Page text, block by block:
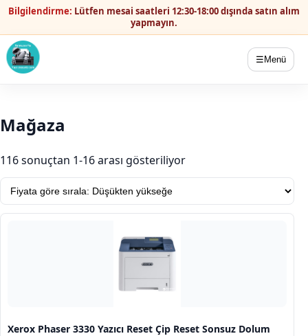
Bilgilendirme: Lütfen mesai saatleri 12:30-18:00 dışında satın alım
yapmayın.
☰ Menü
Mağaza
116 sonuçtan 1-16 arası gösteriliyorFiyata göre sıralandı:
Xerox Phaser 3330 Yazıcı Reset Çip Reset Sonsuz Dolum